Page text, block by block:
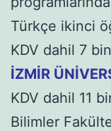
Türkçe ikinci
KDV dahil 7
İZMİR
KDV dahil 11
Bilimler